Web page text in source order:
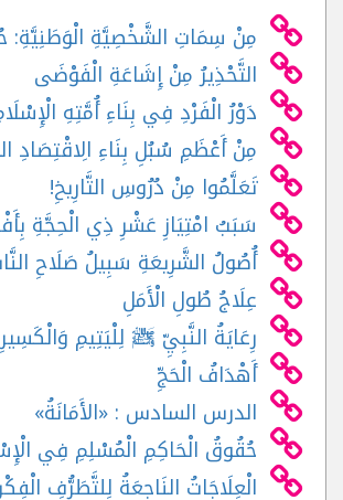
مِنْ سِمَاتِ الشَّخْصِيَّةِ الْوَطَنِيَّةِ:
التَّحْذِيرُ مِنْ إِشَاعَةِ الْفَوْضَى
دَوْرُ الْفَرْدِ فِي بِنَاءِ أُمَّتِهِ
مِنْ أَعْظَمِ سُبُلِ بِنَاءِ الِاقْتِصَادِ
تَعَلَّمُوا مِنْ دُرُوسِ التَّارِيخِ!
سَبَبُ امْتِيَازِ عَشْرِ ذِي الْحِجَّةِ
أُصُولُ الشَّرِيعَةِ سَبِيلُ صَلَاحِ
عِلَاجُ طُولِ الْأَمَلِ
رِعَايَةُ النَّبِيِّ ﷺ لِلْيَتِيمِ
أَهْدَافُ الْحَجِّ
الدرس السادس : «الأَمَانَةُ»
حُقُوقُ الْحَاكِمِ الْمُسْلِمِ فِي
الْعِلَاجَاتُ النَاجِعَةُ لِلتَّطَرُّفِ